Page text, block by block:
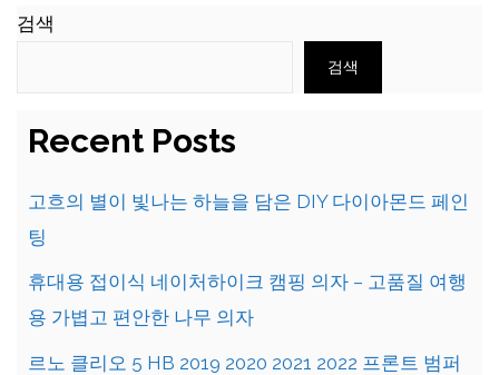
검색
검색
Recent Posts
고흐의 별이 빛나는 하늘을 담은 DIY 다이아몬드 페인
팅
휴대용 접이식 네이처하이크 캠핑 의자 – 고품질 여행
용 가볍고 편안한 나무 의자
르노 클리오 5 HB 2019 2020 2021 2022 프론트 범퍼